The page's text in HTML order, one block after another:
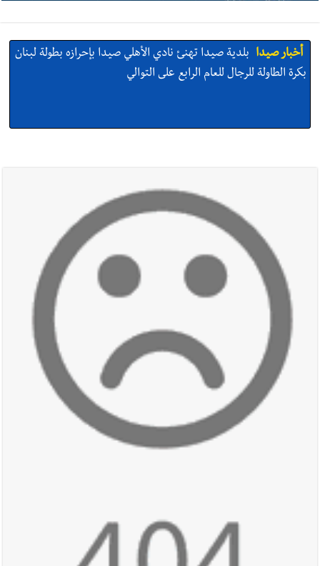
أخبار صيدا بلدية صيدا تهنئ نادي الأهلي صيدا بإحرازه بطولة لبنان
بكرة الطاولة للرجال للعام الرابع على التوالي
أخبار صيدا عمر مرجان يتصل برئيس النادي الرياضي مهنئا بإحراز
في صيدا نتيجة الانقطاع المتكرر لخط الخدمات الكهربائي
أخبار لبنان
بالصور : قائد الجيش اللبناني العماد رودولف هيكل شدد
خلال استقباله قائد القوة المشتركة الألمانية اللواء Alexander